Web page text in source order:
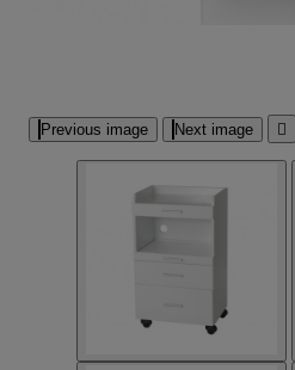
Previous image Next image 